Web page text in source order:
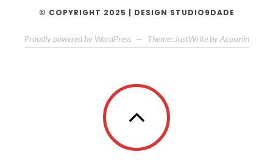
© COPYRIGHT 2025 | DESIGN STUDIO9DADE
Proudly powered by WordPress — Theme: JustWrite by Acosmin